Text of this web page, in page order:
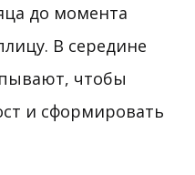
до момента
В середине
чтобы
и сформировать